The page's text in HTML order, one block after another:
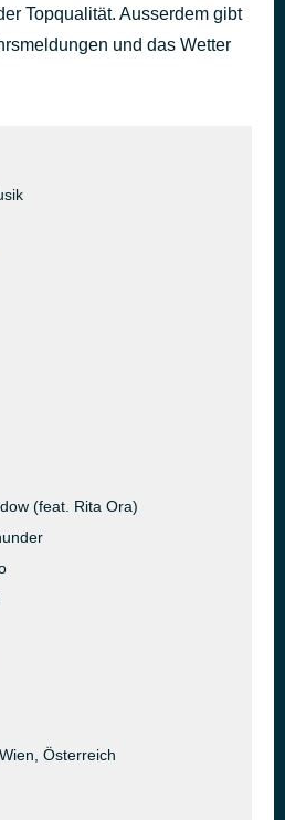
vor 4 Stunden
Topqualität. Ausserdem gibt
und das Wetter
(feat. Rita Ora)
Österreich